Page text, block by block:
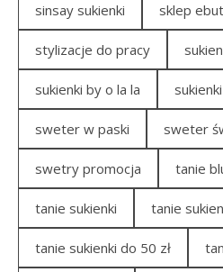
sinsay sukienki sklep
stylizacje do pracy
sukienki by o la la
sweter w paski sweter
swetry promocja tanie
tanie sukienki tanie
tanie sukienki do 50 zł